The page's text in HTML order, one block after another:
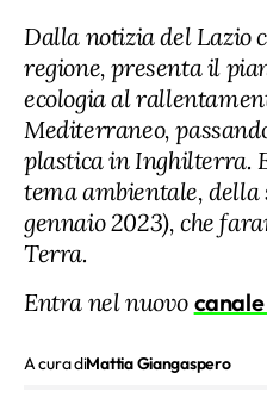
Dalla notizia del Lazio
regione, presenta il
ecologia al
Mediterraneo,
plastica in Inghilterra.
tema ambientale, della
gennaio 2023), che
Terra.
Entra nel nuovo
A cura diMattia Giangaspero